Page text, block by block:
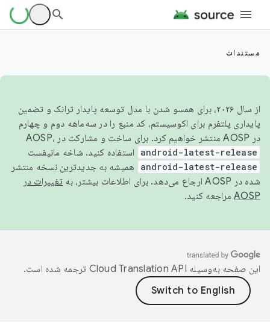
مستندات
از سال ۲۰۲۶، برای همسو شدن با مدل توسعه پایدار ترانک و تضمین
پایداری پلتفرم برای اکوسیستم، کد منبع را در سه‌ماهه دوم و چهارم
در AOSP منتشر خواهیم کرد. برای ساخت و مشارکت در AOSP،
android-latest-release استفاده کنید. شاخه مانیفست
android-latest-release
همیشه به جدیدترین نسخه منتشر
شده در AOSP ارجاع می‌دهد. برای اطلاعات بیشتر، به
تغییرات در
AOSP مراجعه کنید.
این صفحه به‌وسیله ترجمه شده است.